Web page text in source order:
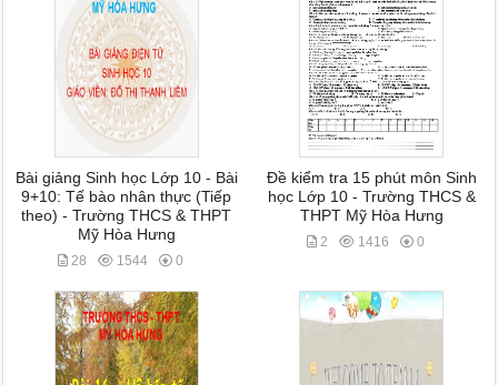
Bài giảng Sinh học Lớp 10 - Bài
9+10: Tế bào nhân thực (Tiếp
theo) - Trường THCS & THPT
Mỹ Hòa Hưng
28 1544 0
Đề kiểm tra 15 phút môn Sinh
học Lớp 10 - Trường THCS &
THPT Mỹ Hòa Hưng
2 1416 0